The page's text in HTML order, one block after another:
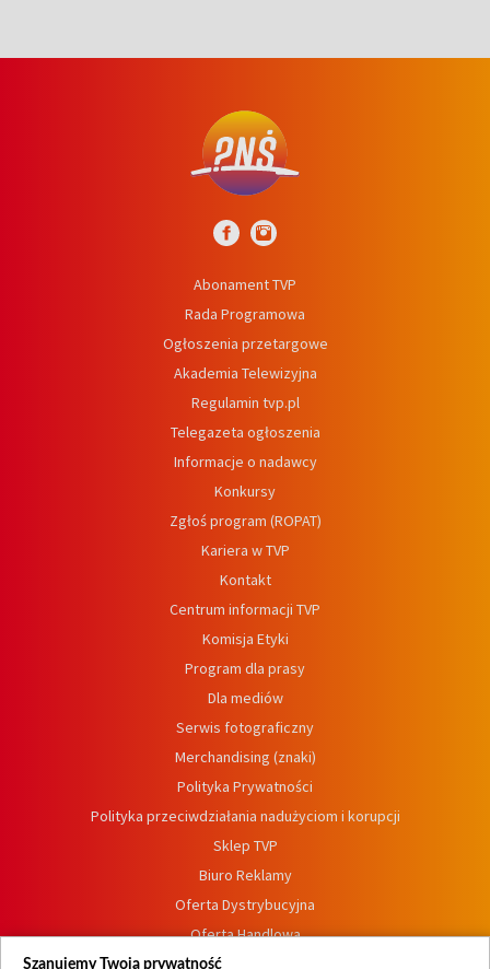
Abonament TVP
Rada Programowa
Ogłoszenia przetargowe
Akademia Telewizyjna
Regulamin tvp.pl
Telegazeta ogłoszenia
Informacje o nadawcy
Konkursy
Zgłoś program (ROPAT)
Kariera w TVP
Kontakt
Centrum informacji TVP
Komisja Etyki
Program dla prasy
Dla mediów
Serwis fotograficzny
Merchandising (znaki)
Polityka Prywatności
Polityka przeciwdziałania nadużyciom i korupcji
Sklep TVP
Biuro Reklamy
Oferta Dystrybucyjna
Oferta Handlowa
Dostępność
Szanujemy Twoją prywatność